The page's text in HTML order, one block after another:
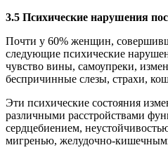
3.5 Психические нарушения
Почти у 60% женщин,
следующие психические
чувство вины, самоупреки,
беспричинные слезы, страхи,
Эти психические состояния
различными расстройствами
сердцебиением,
мигренью, желудочно-